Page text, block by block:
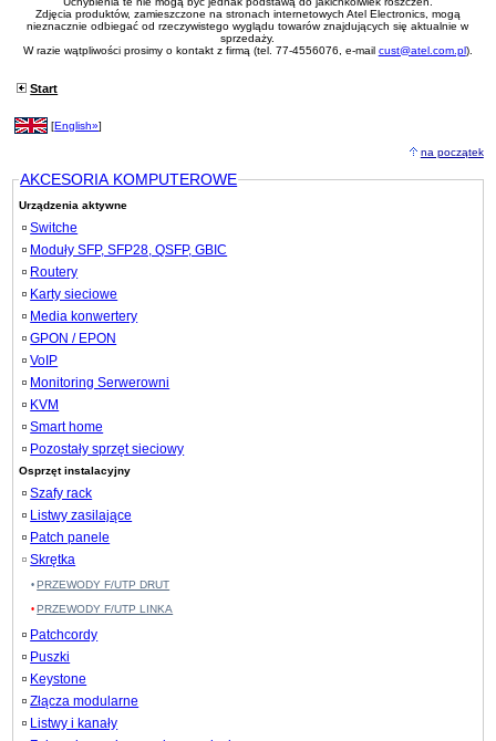
Zdjęcia produktów, zamieszczone na stronach internetowych Atel Electronics, mogą
nieznacznie odbiegać od rzeczywistego wyglądu towarów znajdujących się aktualnie w
sprzedaży.
W razie wątpliwości prosimy o kontakt z firmą (tel. 77-4556076, e-mail cust@atel.com.pl).
Start
[English»]
na początek
AKCESORIA KOMPUTEROWE
Urządzenia aktywne
Switche
Moduły SFP, SFP28, QSFP, GBIC
Routery
Karty sieciowe
Media konwertery
GPON / EPON
VoIP
Monitoring Serwerowni
KVM
Smart home
Pozostały sprzęt sieciowy
Osprzęt instalacyjny
Szafy rack
Listwy zasilające
Patch panele
Skrętka
PRZEWODY F/UTP DRUT
PRZEWODY F/UTP LINKA
Patchcordy
Puszki
Keystone
Złącza modularne
Listwy i kanały